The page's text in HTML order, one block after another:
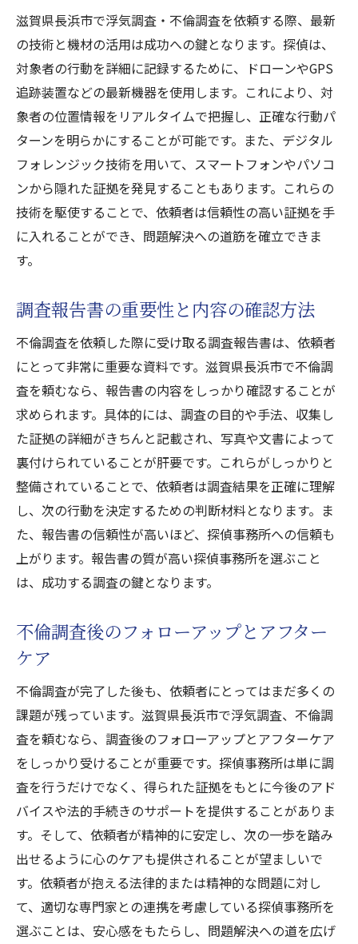
滋賀県長浜市で浮気調査・不倫調査を依頼する際、最新
の技術と機材の活用は成功への鍵となります。探偵は、
対象者の行動を詳細に記録するために、ドローンやGPS
追跡装置などの最新機器を使用します。これにより、対
象者の位置情報をリアルタイムで把握し、正確な行動パ
ターンを明らかにすることが可能です。また、デジタル
フォレンジック技術を用いて、スマートフォンやパソコ
ンから隠れた証拠を発見することもあります。これらの
技術を駆使することで、依頼者は信頼性の高い証拠を手
に入れることができ、問題解決への道筋を確立できま
す。
調査報告書の重要性と内容の確認方法
不倫調査を依頼した際に受け取る調査報告書は、依頼者
にとって非常に重要な資料です。滋賀県長浜市で不倫調
査を頼むなら、報告書の内容をしっかり確認することが
求められます。具体的には、調査の目的や手法、収集し
た証拠の詳細がきちんと記載され、写真や文書によって
裏付けられていることが肝要です。これらがしっかりと
整備されていることで、依頼者は調査結果を正確に理解
し、次の行動を決定するための判断材料となります。ま
た、報告書の信頼性が高いほど、探偵事務所への信頼も
上がります。報告書の質が高い探偵事務所を選ぶこと
は、成功する調査の鍵となります。
不倫調査後のフォローアップとアフター
ケア
不倫調査が完了した後も、依頼者にとってはまだ多くの
課題が残っています。滋賀県長浜市で浮気調査、不倫調
査を頼むなら、調査後のフォローアップとアフターケア
をしっかり受けることが重要です。探偵事務所は単に調
査を行うだけでなく、得られた証拠をもとに今後のアド
バイスや法的手続きのサポートを提供することがありま
す。そして、依頼者が精神的に安定し、次の一歩を踏み
出せるように心のケアも提供されることが望ましいで
す。依頼者が抱える法律的または精神的な問題に対し
て、適切な専門家との連携を考慮している探偵事務所を
選ぶことは、安心感をもたらし、問題解決への道を広げ